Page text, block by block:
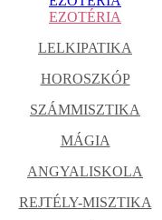
EZOTÉRIA
LELKIPATIKA
HOROSZKÓP
SZÁMMISZTIKA
MÁGIA
ANGYALISKOLA
REJTÉLY-MISZTIKA